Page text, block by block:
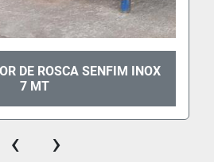
DE ROSCA SENFIM INOX
7 MT
‹ ›